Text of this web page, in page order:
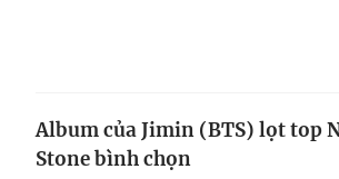
Album của Jimin (BTS) lọt top
Stone bình chọn